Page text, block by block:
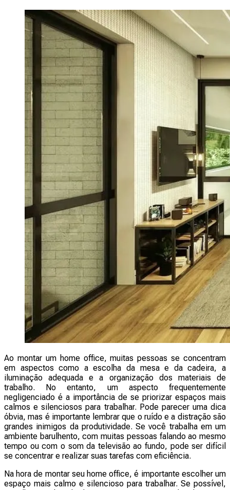
Ao montar um home office, muitas pessoas se concentram
em aspectos como a escolha da mesa e da cadeira, a
iluminação adequada e a organização dos materiais de
trabalho. No entanto, um aspecto frequentemente
negligenciado é a importância de se priorizar espaços mais
calmos e silenciosos para trabalhar. Pode parecer uma dica
óbvia, mas é importante lembrar que o ruído e a distração são
grandes inimigos da produtividade. Se você trabalha em um
ambiente barulhento, com muitas pessoas falando ao mesmo
tempo ou com o som da televisão ao fundo, pode ser difícil
se concentrar e realizar suas tarefas com eficiência.
Na hora de montar seu home office, é importante escolher um
espaço mais calmo e silencioso para trabalhar. Se possível,